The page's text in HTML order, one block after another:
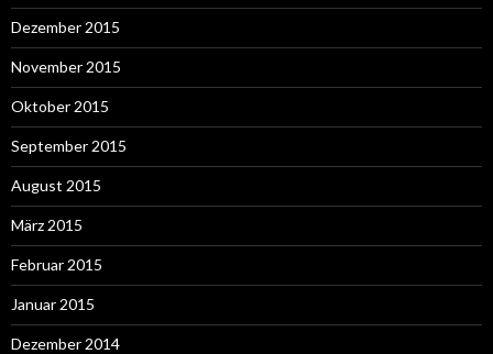
Dezember 2015
November 2015
Oktober 2015
September 2015
August 2015
März 2015
Februar 2015
Januar 2015
Dezember 2014